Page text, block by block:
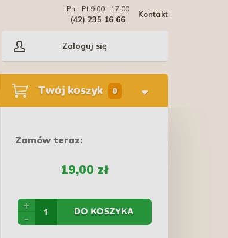
Kontakt
Pn - Pt 9:00 - 17:00
(42) 235 16 66
Zaloguj się
Twój koszyk 0
Zamów teraz:
19,00 zł
+
-
DO KOSZYKA